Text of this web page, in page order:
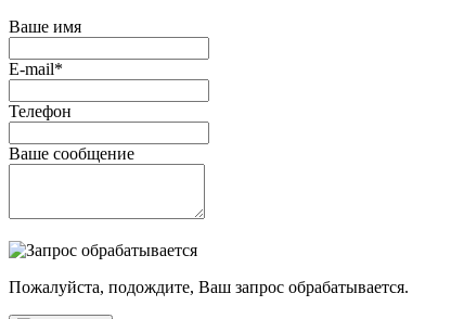
Ваше имя
E-mail*
Телефон
Ваше сообщение
Пожалуйста, подождите, Ваш запрос обрабатывается.